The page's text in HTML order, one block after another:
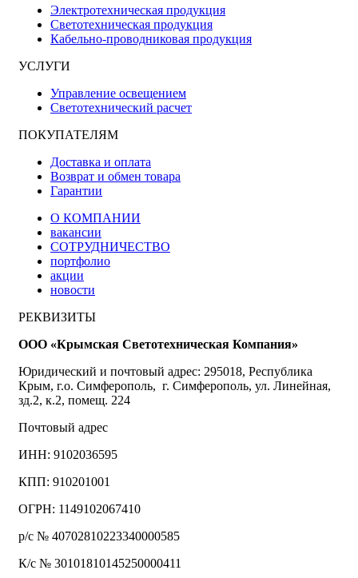
Электротехническая продукция
Светотехническая продукция
Кабельно-проводниковая продукция
УСЛУГИ
Управление освещением
Светотехнический расчет
ПОКУПАТЕЛЯМ
Доставка и оплата
Возврат и обмен товара
Гарантии
О КОМПАНИИ
вакансии
СОТРУДНИЧЕСТВО
портфолио
акции
новости
РЕКВИЗИТЫ
ООО «Крымская Светотехническая Компания»
Юридический и почтовый адрес: 295018, Республика
Крым, г.о. Симферополь, г. Симферополь, ул. Линейная,
зд.2, к.2, помещ. 224
Почтовый адрес
ИНН: 9102036595
КПП: 910201001
ОГРН: 1149102067410
р/с № 40702810223340000585
К/с № 30101810145250000411